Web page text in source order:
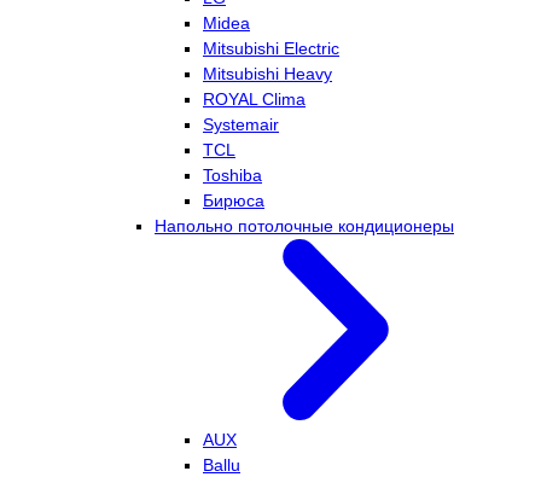
Midea
Mitsubishi Electric
Mitsubishi Heavy
ROYAL Clima
Systemair
TCL
Toshiba
Бирюса
Напольно потолочные кондиционеры
AUX
Ballu